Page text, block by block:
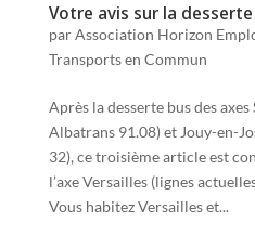
Votre avis sur la
parAssociation Horizon
Transports en Commun
Après la desserte bus des
Albatrans 91.08) et Jouy-en-
32), ce troisième article est
l’axe Versailles (lignes
Vous habitez Versailles et...